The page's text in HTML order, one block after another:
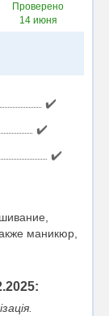
Проверено
14 июня
✔️
✔️
✔️
маникюр,